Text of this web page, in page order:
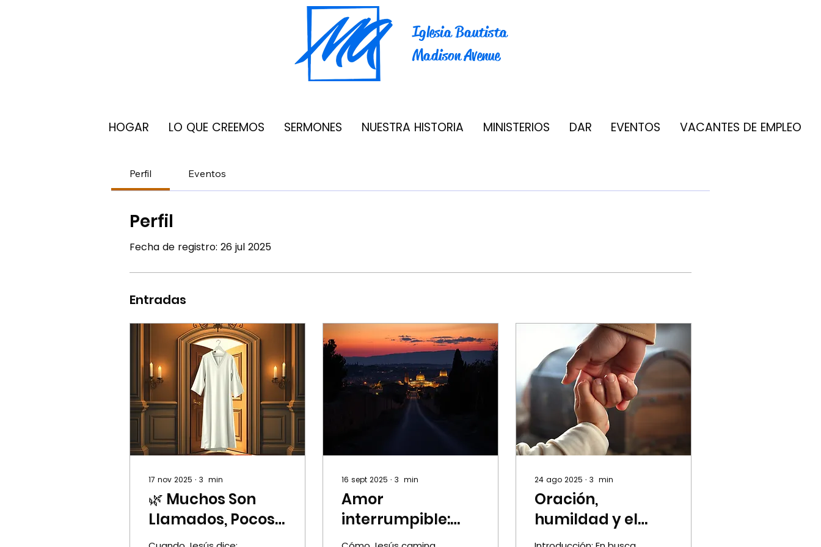
Iglesia Bautista
Madison Avenue
HOGAR LO QUE CREEMOS SERMONES NUESTRA HISTORIA MINISTERIOS DAR EVENTOS VACANTES DE EMPLEO
Perfil Eventos
Perfil
Fecha de registro: 26 jul 2025
Entradas
17 nov 2025 ∙ 3 min
🌿 Muchos Son
Llamados, Pocos
Escogidos:
16 sept 2025 ∙ 3 min
Amor
interrumpible:
gracia, grandeza
24 ago 2025 ∙ 3 min
Oración,
humildad y el
joven rico: seguir